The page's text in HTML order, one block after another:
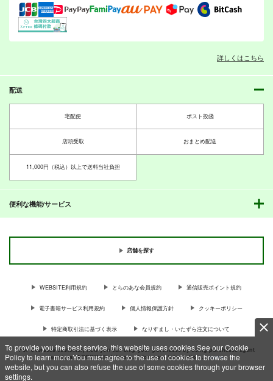
To provide you the best service, this website uses cookies.See our Cookie
Policy to learn more.You must agree to the use of cookies to browse the
website, but you can also refuse the use of some cookies through your browser
settings.
詳しくはこちら
配送
宅配便 ポスト投函
店頭受取 おまとめ配送
11,000円（税込）以上で送料当社負担
便利な機能/サービス
店舗を探す
WEBSITE利用規約 とらのあな会員規約 通信販売ポイント規約
電子書籍サービス利用規約 個人情報保護方針 クッキーポリシー
特定商取引法に基づく表示 なりすまし・いたずら注文について
For Overseas customer, now you can ship your purchases by using purchases agent
services “AOCS”! Click {more…} for more information …more